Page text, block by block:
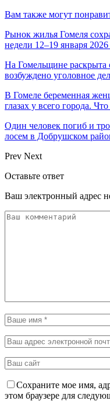
Вам также могут
Рынок жилья Гомеля
недели 12–19 января 2026
На Гомельщине
возбуждено уголовное
В Гомеле беременная
глазах у всего города.
Один человек погиб и
лосем в Добрушском
Prev Next
Оставьте ответ
Ваш электронный адрес
Сохраните мое имя,
этом браузере для